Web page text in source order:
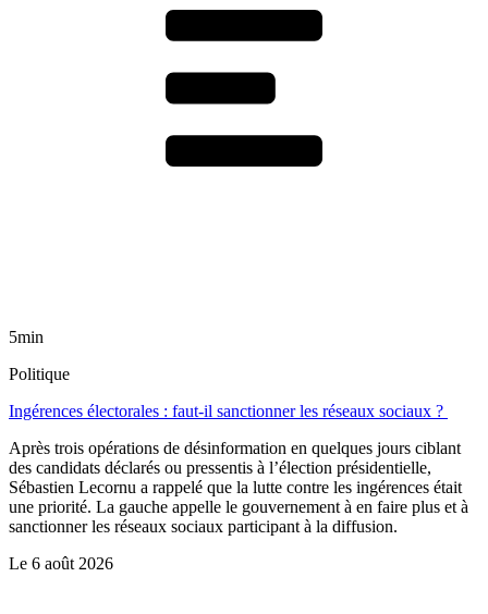
5min
Politique
Ingérences électorales : faut-il sanctionner les réseaux sociaux ?
Après trois opérations de désinformation en quelques jours ciblant
des candidats déclarés ou pressentis à l’élection présidentielle,
Sébastien Lecornu a rappelé que la lutte contre les ingérences était
une priorité. La gauche appelle le gouvernement à en faire plus et à
sanctionner les réseaux sociaux participant à la diffusion.
Le 6 août 2026